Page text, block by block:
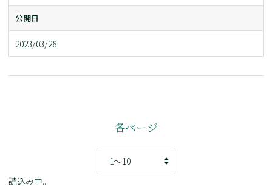
公開日
2023/03/28
各ページ
読込み中...